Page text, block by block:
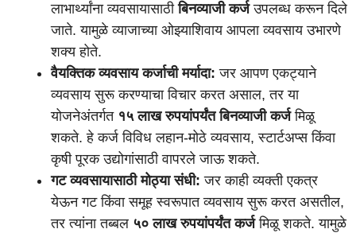
लाभार्थ्यांना व्यवसायासाठीबिनव्याजी कर्जउपलब्ध करून दिले
जाते. यामुळे व्याजाच्या ओझ्याशिवाय आपला व्यवसाय उभारणे
शक्य होते.
वैयक्तिक व्यवसाय कर्जाची मर्यादा: जर आपण एकट्याने
व्यवसाय सुरू करण्याचा विचार करत असाल, तर या
योजनेअंतर्गत १५ लाख रुपयांपर्यंत बिनव्याजी कर्जमिळू
शकते. हे कर्ज विविध लहान-मोठे व्यवसाय, स्टार्टअप्स किंवा
कृषी पूरक उद्योगांसाठी वापरले जाऊ शकते.
गट व्यवसायासाठी मोठ्या संधी: जर काही व्यक्ती एकत्र
येऊन गट किंवा समूह स्वरूपात व्यवसाय सुरू करत असतील,
तर त्यांना तब्बल ५० लाख रुपयांपर्यंत कर्जमिळू शकते. यामुळे